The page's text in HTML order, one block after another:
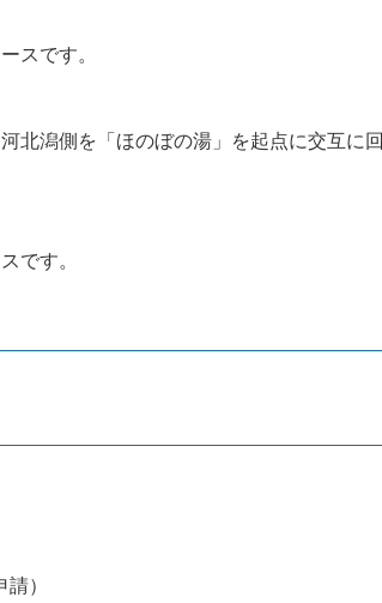
スです。
北潟側を「ほのぼの湯」を起点に交互に回
です。
）